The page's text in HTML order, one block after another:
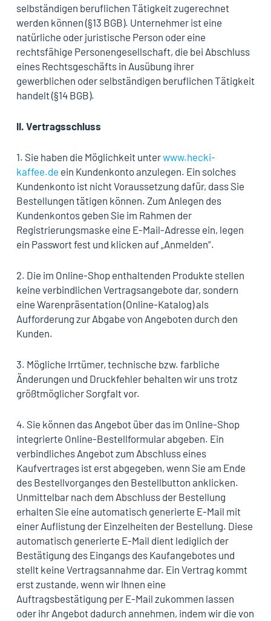
selbständigen beruflichen Tätigkeit zugerechnet
werden können (§13 BGB). Unternehmer ist eine
natürliche oder juristische Person oder eine
rechtsfähige Personengesellschaft, die bei Abschluss
eines Rechtsgeschäfts in Ausübung ihrer
gewerblichen oder selbständigen beruflichen Tätigkeit
handelt (§14 BGB).
II. Vertragsschluss
1. Sie haben die Möglichkeit unterwww.hecki-
kaffee.de ein Kundenkonto anzulegen. Ein solches
Kundenkonto ist nicht Voraussetzung dafür, dass Sie
Bestellungen tätigen können. Zum Anlegen des
Kundenkontos geben Sie im Rahmen der
Registrierungsmaske eine E-Mail-Adresse ein, legen
ein Passwort fest und klicken auf „Anmelden“.
2. Die im Online-Shop enthaltenden Produkte stellen
keine verbindlichen Vertragsangebote dar, sondern
eine Warenpräsentation (Online-Katalog) als
Aufforderung zur Abgabe von Angeboten durch den
Kunden.
3. Mögliche Irrtümer, technische bzw. farbliche
Änderungen und Druckfehler behalten wir uns trotz
größtmöglicher Sorgfalt vor.
4. Sie können das Angebot über das im Online-Shop
integrierte Online-Bestellformular abgeben. Ein
verbindliches Angebot zum Abschluss eines
Kaufvertrages ist erst abgegeben, wenn Sie am Ende
des Bestellvorganges den Bestellbutton anklicken.
Unmittelbar nach dem Abschluss der Bestellung
erhalten Sie eine automatisch generierte E-Mail mit
einer Auflistung der Einzelheiten der Bestellung. Diese
automatisch generierte E-Mail dient lediglich der
Bestätigung des Eingangs des Kaufangebotes und
stellt keine Vertragsannahme dar. Ein Vertrag kommt
erst zustande, wenn wir Ihnen eine
Auftragsbestätigung per E-Mail zukommen lassen
oder ihr Angebot dadurch annehmen, indem wir die von